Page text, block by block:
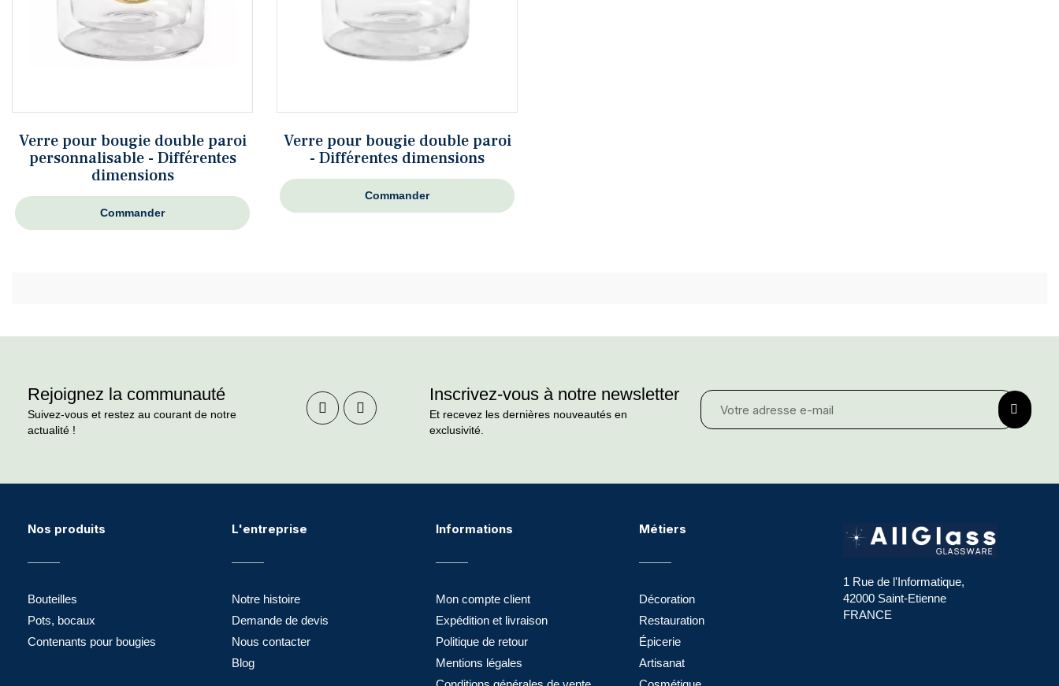
Verre pour bougie double paroi
personnalisable - Différentes
dimensions
Commander
Verre pour bougie double paroi
- Différentes dimensions
Commander
Rejoignez la communauté
Suivez-vous et restez au courant de notre
actualité !
Inscrivez-vous à notre newsletter
Et recevez les dernières nouveautés en
exclusivité.
Nos produits
Bouteilles
Pots, bocaux
Contenants pour bougies
L'entreprise
Notre histoire
Demande de devis
Nous contacter
Blog
Informations
Mon compte client
Expédition et livraison
Politique de retour
Mentions légales
Métiers
Décoration
Restauration
Épicerie
Artisanat
1 Rue de l'Informatique,
42000 Saint-Etienne
FRANCE